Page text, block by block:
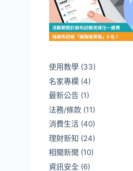
使用教學 (33)
名家專欄 (4)
最新公告 (1)
法務/條款 (11)
消費生活 (40)
理財新知 (24)
相關新聞 (10)
資訊安全 (6)